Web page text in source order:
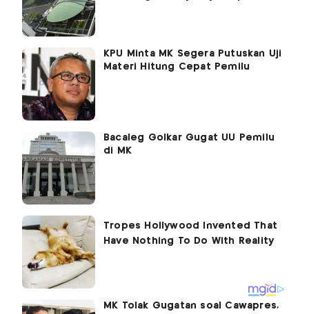
KPU Minta MK Segera Putuskan Uji
Materi Hitung Cepat Pemilu
Bacaleg Golkar Gugat UU Pemilu
di MK
MK Tolak Gugatan soal Cawapres,